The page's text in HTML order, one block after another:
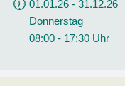
01.01.26 - 31.12.26
Donnerstag
08:00 - 17:30 Uhr